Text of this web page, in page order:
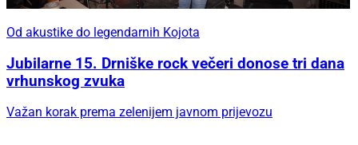
Od akustike do legendarnih Kojota
Jubilarne 15. Drniške rock večeri donose tri dana
vrhunskog zvuka
Važan korak prema zelenijem javnom prijevozu